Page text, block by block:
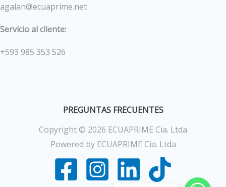
agalan@ecuaprime.net
Servicio al cliente:
+593 985 353 526
PREGUNTAS FRECUENTES
Copyright © 2026 ECUAPRIME Cia. Ltda
Powered by ECUAPRIME Cia. Ltda